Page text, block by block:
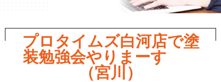
プロタイムズ白河店で塗
装勉強会やりまーす
（宮川）